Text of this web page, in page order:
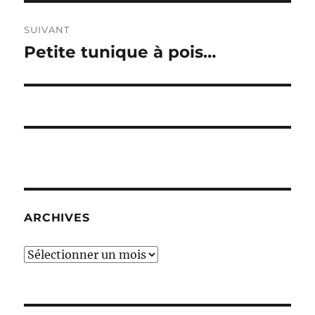
SUIVANT
Publication
Petite tunique à pois…
ARCHIVES
Archives